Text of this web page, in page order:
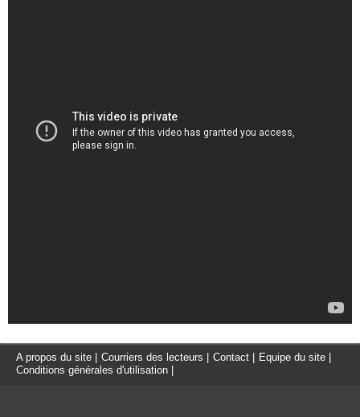
A propos du site Courriers des lecteurs Contact Equipe du site
Conditions générales d'utilisation